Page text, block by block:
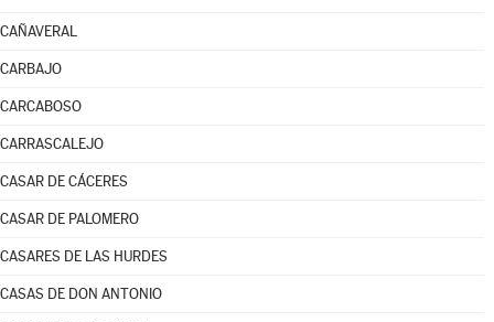
CAÑAVERAL
CARBAJO
CARCABOSO
CARRASCALEJO
CASAR DE CÁCERES
CASAR DE PALOMERO
CASARES DE LAS HURDES
CASAS DE DON ANTONIO